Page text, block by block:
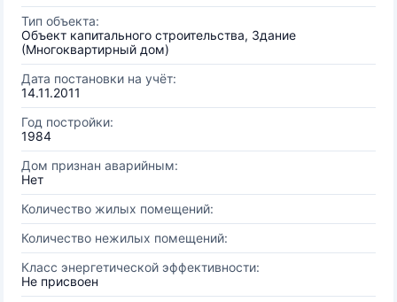
Тип объекта:
Объект капитального строительства, Здание
(Многоквартирный дом)
Дата постановки на учёт:
14.11.2011
Год постройки:
1984
Дом признан аварийным:
Нет
Количество жилых помещений:
Количество нежилых помещений:
Класс энергетической эффективности:
Не присвоен